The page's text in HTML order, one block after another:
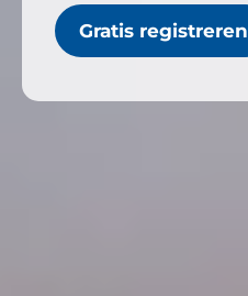
Gratis registreren